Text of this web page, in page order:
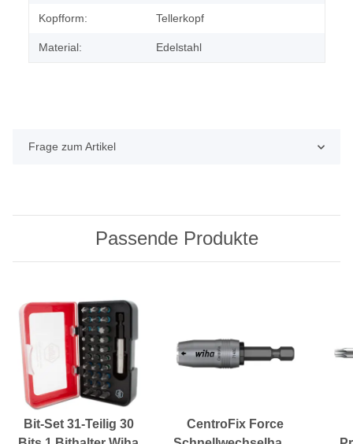
Kopfform: Tellerkopf
Material: Edelstahl
Frage zum Artikel
Passende Produkte
Bit-Set 31-Teilig 30
CentroFix Force